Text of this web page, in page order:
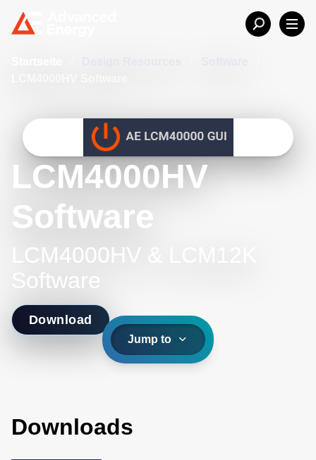
LCM4000HV
Software
LCM4000HV & LCM12K
Software
Download
Jump to
Downloads